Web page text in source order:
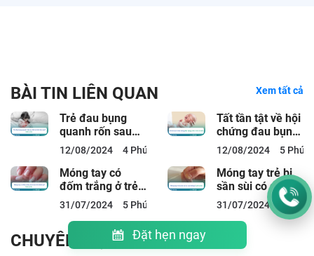
Đặt hẹn ngay
BÀI TIN LIÊN QUAN Xem tất cả
Trẻ đau bụng
quanh rốn sau
khi ăn là bị làm
sao? Cách xử lý
12/08/2024 4 Phút đọc
Tất tần tật về hội
chứng đau bụng
colic ở trẻ sơ
sinh
12/08/2024 5 Phút
Móng tay có
đốm trắng ở trẻ
em là bị bệnh gì?
Cách xử lý
31/07/2024 5 Phút đọc
Móng tay trẻ bị
sần sùi có sao
không? Cách xử
31/07/2024 6 Phút
CHUYÊN MỤC CẨM NANG